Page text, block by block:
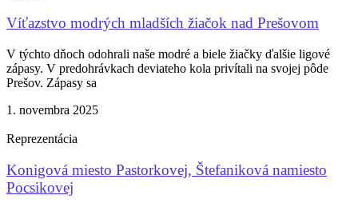
Víťazstvo modrých mladších žiačok nad Prešovom
V týchto dňoch odohrali naše modré a biele žiačky ďalšie ligové
zápasy. V predohrávkach deviateho kola privítali na svojej pôde
Prešov. Zápasy sa
1. novembra 2025
Reprezentácia
Konigová miesto Pastorkovej, Štefaniková namiesto
Pocsikovej